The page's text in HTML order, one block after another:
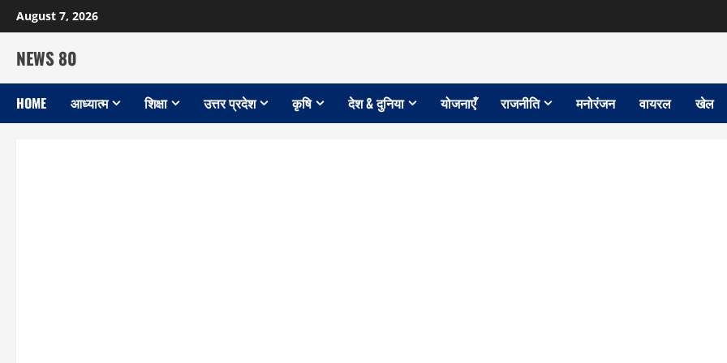
Skip
to
content
August 7, 2026
NEWS 80
HOME आध्यात्म शिक्षा उत्तर प्रदेश कृषि देश & दुनिया योजनाएँ राजनीति मनोरंजन वायरल खेल